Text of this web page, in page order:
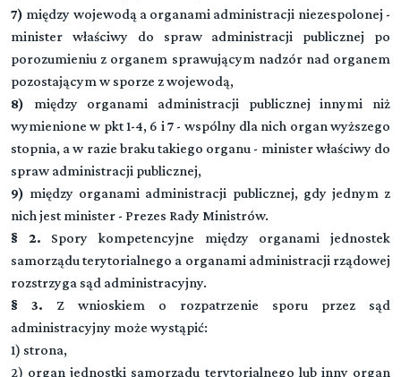
7) między wojewodą a organami administracji niezespolonej -
minister właściwy do spraw administracji publicznej po
porozumieniu z organem sprawującym nadzór nad organem
pozostającym w sporze z wojewodą,
8) między organami administracji publicznej innymi niż
wymienione w pkt 1-4, 6 i 7 - wspólny dla nich organ wyższego
stopnia, a w razie braku takiego organu - minister właściwy do
spraw administracji publicznej,
9) między organami administracji publicznej, gdy jednym z
nich jest minister - Prezes Rady Ministrów.
§ 2. Spory kompetencyjne między organami jednostek
samorządu terytorialnego a organami administracji rządowej
rozstrzyga sąd administracyjny.
§ 3. Z wnioskiem o rozpatrzenie sporu przez sąd
administracyjny może wystąpić:
1) strona,
2) organ jednostki samorządu terytorialnego lub inny organ
Kodeks postępowania administracyjnego
Przepisy ogólne